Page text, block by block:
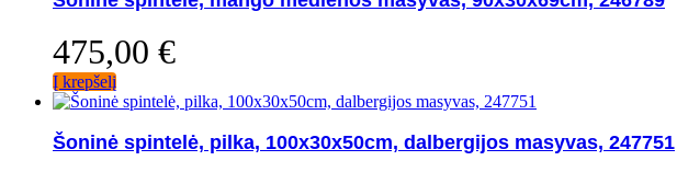
475,00 €
Į krepšelį
Šoninė spintelė, pilka, 100x30x50cm, dalbergijos masyvas, 247751